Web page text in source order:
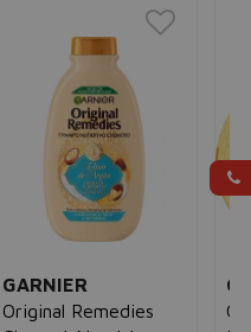
GARNIER
Original Remedies